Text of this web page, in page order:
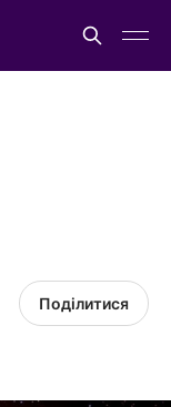
Поділитися